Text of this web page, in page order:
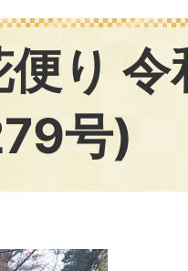
り 令
号)